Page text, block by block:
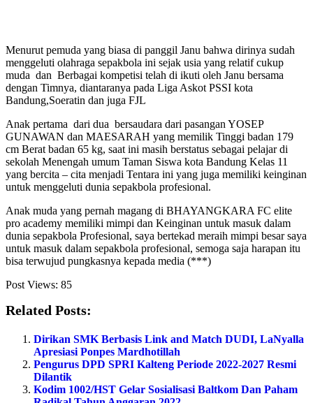
Menurut pemuda yang biasa di panggil Janu bahwa dirinya sudah
menggeluti olahraga sepakbola ini sejak usia yang relatif cukup
muda dan Berbagai kompetisi telah di ikuti oleh Janu bersama
dengan Timnya, diantaranya pada Liga Askot PSSI kota
Bandung,Soeratin dan juga FJL
Anak pertama dari dua bersaudara dari pasangan YOSEP
GUNAWAN dan MAESARAH yang memilik Tinggi badan 179
cm Berat badan 65 kg, saat ini masih berstatus sebagai pelajar di
sekolah Menengah umum Taman Siswa kota Bandung Kelas 11
yang bercita – cita menjadi Tentara ini yang juga memiliki keinginan
untuk menggeluti dunia sepakbola profesional.
Anak muda yang pernah magang di BHAYANGKARA FC elite
pro academy memiliki mimpi dan Keinginan untuk masuk dalam
dunia sepakbola Profesional, saya bertekad meraih mimpi besar saya
untuk masuk dalam sepakbola profesional, semoga saja harapan itu
bisa terwujud pungkasnya kepada media (***)
Post Views: 85
Related Posts:
Dirikan SMK Berbasis Link and Match DUDI, LaNyalla
Apresiasi Ponpes Mardhotillah
Pengurus DPD SPRI Kalteng Periode 2022-2027 Resmi
Dilantik
Kodim 1002/HST Gelar Sosialisasi Baltkom Dan Paham